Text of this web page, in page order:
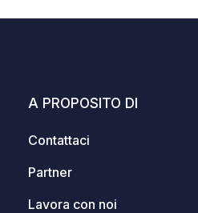
A PROPOSITO DI
Contattaci
Partner
Lavora con noi